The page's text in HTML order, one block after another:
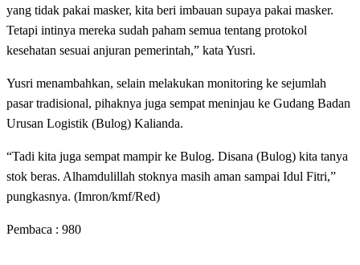
yang tidak pakai masker, kita beri imbauan supaya pakai masker.
Tetapi intinya mereka sudah paham semua tentang protokol
kesehatan sesuai anjuran pemerintah,” kata Yusri.
Yusri menambahkan, selain melakukan monitoring ke sejumlah
pasar tradisional, pihaknya juga sempat meninjau ke Gudang Badan
Urusan Logistik (Bulog) Kalianda.
“Tadi kita juga sempat mampir ke Bulog. Disana (Bulog) kita tanya
stok beras. Alhamdulillah stoknya masih aman sampai Idul Fitri,”
pungkasnya. (Imron/kmf/Red)
Pembaca : 980